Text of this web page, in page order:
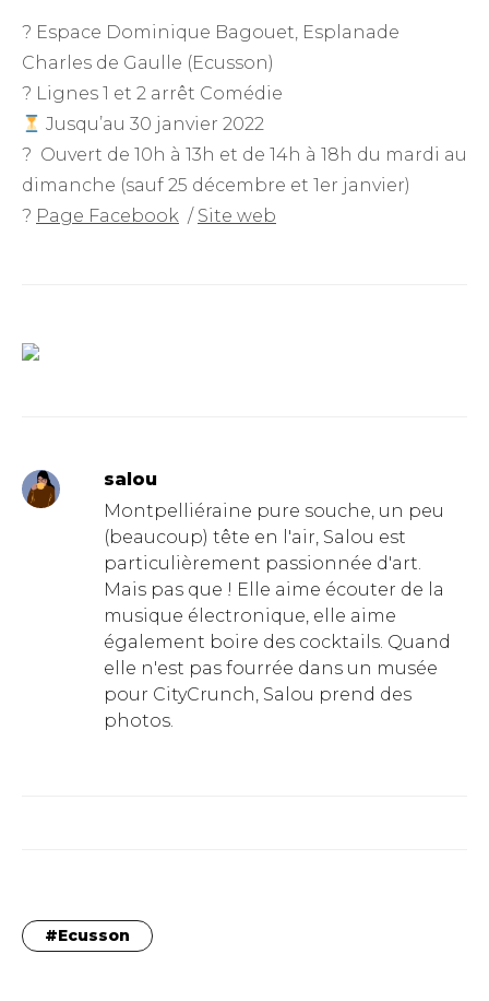
? Espace Dominique Bagouet, Esplanade
Charles de Gaulle (Ecusson)
? Lignes 1 et 2 arrêt Comédie
Jusqu’au 30 janvier 2022
? Ouvert de 10h à 13h et de 14h à 18h du mardi au
dimanche (sauf 25 décembre et 1er janvier)
? Page Facebook / Site web
salou
Montpelliéraine pure souche, un peu
(beaucoup) tête en l'air, Salou est
particulièrement passionnée d'art.
Mais pas que ! Elle aime écouter de la
musique électronique, elle aime
également boire des cocktails. Quand
elle n'est pas fourrée dans un musée
pour CityCrunch, Salou prend des
photos.
Ecusson